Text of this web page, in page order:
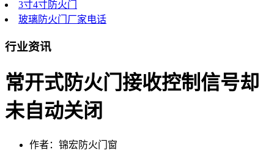
3寸4寸防火门
玻璃防火门厂家电话
行业资讯
常开式防火门接收控制信号却
未自动关闭
作者：锦宏防火门窗